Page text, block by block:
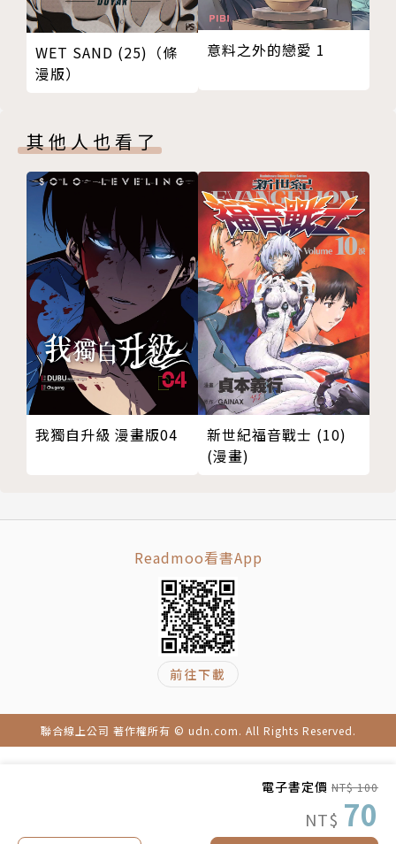
電子書定價 NT$ 100
NT$ 70
WET SAND (25)（條
漫版）
意料之外的戀愛 1
其他人也看了
我獨自升級 漫畫版04
新世紀福音戰士 (10)
(漫畫)
Readmoo看書App
前往下載
聯合線上公司 著作權所有 © udn.com. All Rights Reserved.